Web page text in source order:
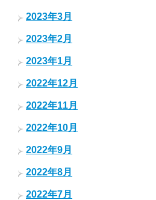
2023年3月
2023年2月
2023年1月
2022年12月
2022年11月
2022年10月
2022年9月
2022年8月
2022年7月